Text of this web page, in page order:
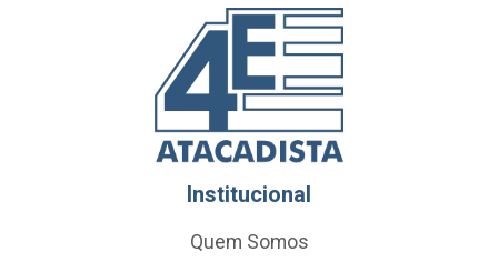
Institucional
Quem Somos